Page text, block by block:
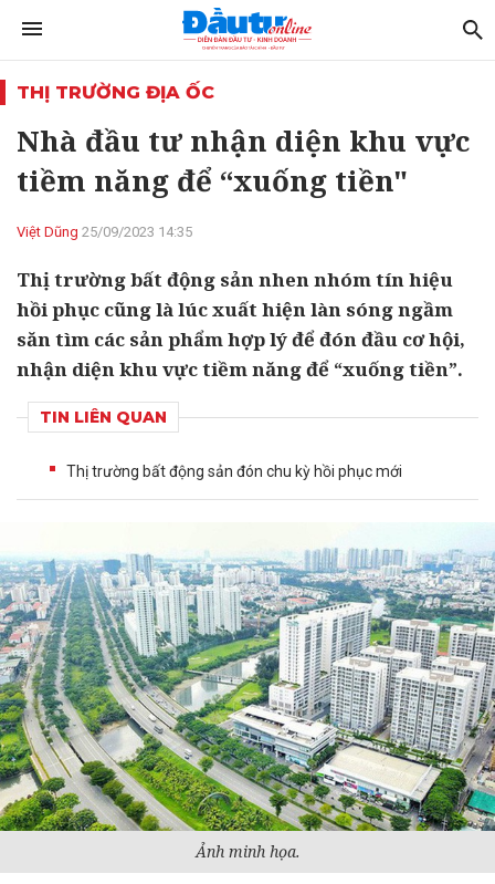
THỊ TRƯỜNG ĐỊA ỐC
Nhà đầu tư nhận diện khu vực
tiềm năng để “xuống tiền"
Việt Dũng 25/09/2023 14:35
Thị trường bất động sản nhen nhóm tín hiệu
hồi phục cũng là lúc xuất hiện làn sóng ngầm
săn tìm các sản phẩm hợp lý để đón đầu cơ hội,
nhận diện khu vực tiềm năng để “xuống tiền”.
TIN LIÊN QUAN
Thị trường bất động sản đón chu kỳ hồi phục mới
Ảnh minh họa.